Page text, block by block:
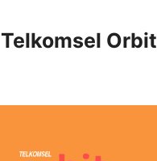
Telkomsel Orbit